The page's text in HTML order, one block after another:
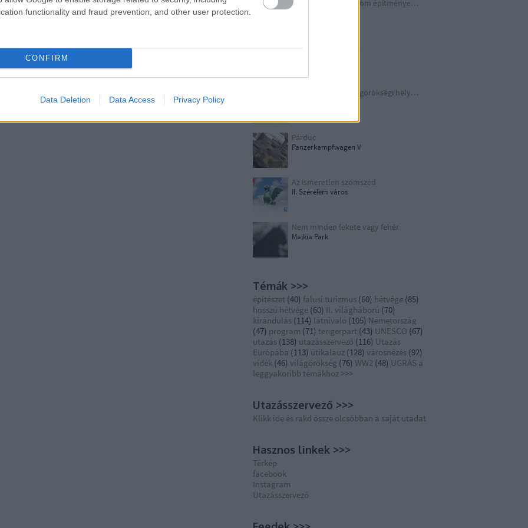
functionality and fraud prevention, and other user protection.
CONFIRM
Data Deletion Data Access Privacy Policy
A Harmadik Birodalom építményei X.
Schindler legendája
TOP 10 európai világörökségi helyszín
Párduc
Panzerkampfwagen V
Az ismeretlen szomszéd
II. Szerelem város
Nem minden fekete vagy fehér
Malkia Park
Témák >>>
építészet (40) falusi turizmus (60) hétvége (85)
hosszú hétvége (60) II. világháború (70)
kirándulás (114) látnivaló (105) Németország
(47) program (71) tengerpart (43) UNESCO (67)
utazás (138) utazásszervező (116) Utazás
Európába (113) útikalauz (128) városnézés (92)
vidék (46) világörökség (76) WW2 (48) UGRÁS a
leggyakoribb témákhoz >>>
Utazásszervező >>>
Klikk ide és rakd össze olcsóbban a saját utadat
Hasznos linkek >>>
Térkép
facebook
Instagram
Utazásszervező